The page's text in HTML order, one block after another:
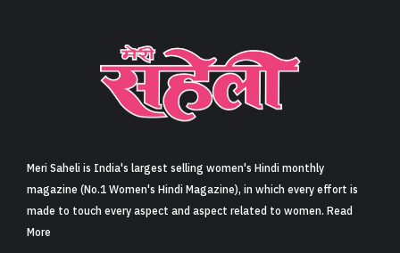
Meri Saheli is India's largest selling women's Hindi monthly
magazine (No.1 Women's Hindi Magazine), in which every effort is
made to touch every aspect and aspect related to women. Read
More